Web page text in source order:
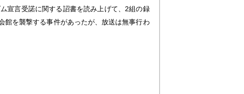
宣言受諾に関する詔書を読み上げて、2組の録
館を襲撃する事件があったが、放送は無事行わ